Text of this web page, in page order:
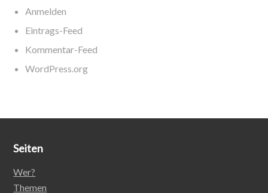
Anmelden
Eintrags-Feed
Kommentar-Feed
WordPress.org
Seiten
Wer?
Themen